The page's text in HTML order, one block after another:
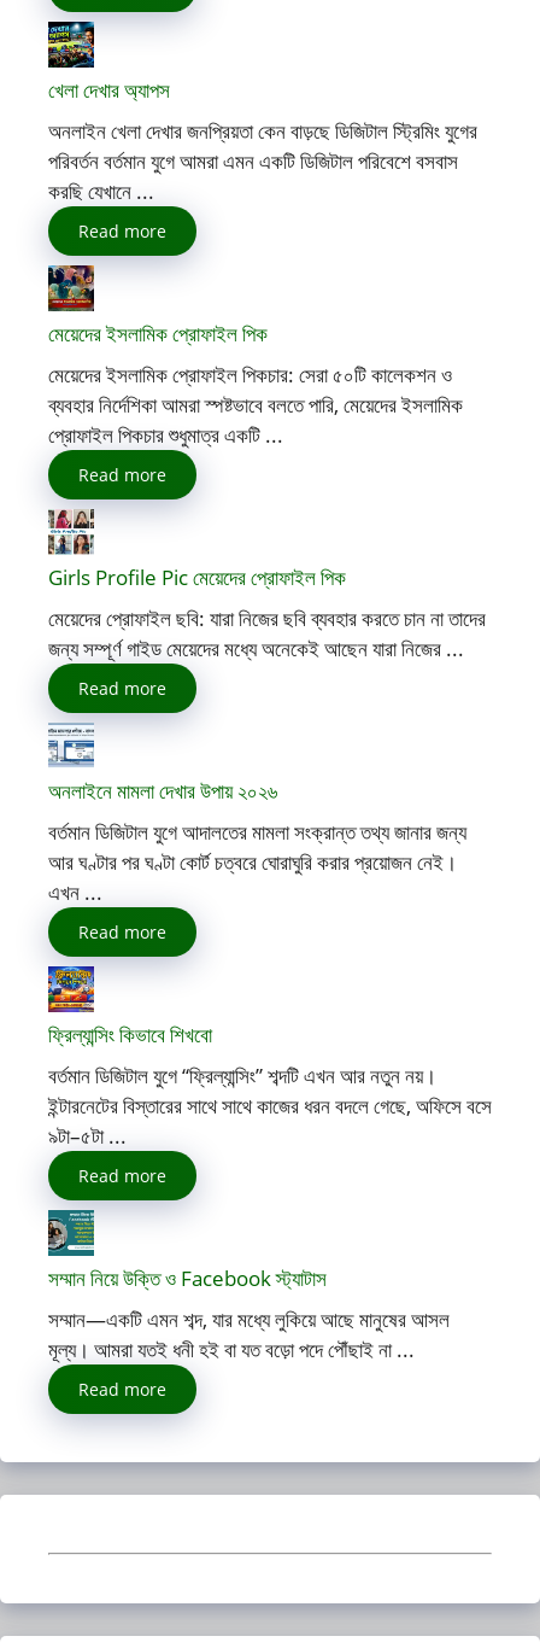
খেলা দেখার অ্যাপস
অনলাইন খেলা দেখার জনপ্রিয়তা কেন বাড়ছে ডিজিটাল স্ট্রিমিং যুগের
পরিবর্তন বর্তমান যুগে আমরা এমন একটি ডিজিটাল পরিবেশে বসবাস
করছি যেখানে ...
Read more
মেয়েদের ইসলামিক প্রোফাইল পিক
মেয়েদের ইসলামিক প্রোফাইল পিকচার: সেরা ৫০টি কালেকশন ও
ব্যবহার নির্দেশিকা আমরা স্পষ্টভাবে বলতে পারি, মেয়েদের ইসলামিক
প্রোফাইল পিকচার শুধুমাত্র একটি ...
Read more
Girls Profile Pic মেয়েদের প্রোফাইল পিক
মেয়েদের প্রোফাইল ছবি: যারা নিজের ছবি ব্যবহার করতে চান না তাদের
জন্য সম্পূর্ণ গাইড মেয়েদের মধ্যে অনেকেই আছেন যারা নিজের ...
Read more
অনলাইনে মামলা দেখার উপায় ২০২৬
বর্তমান ডিজিটাল যুগে আদালতের মামলা সংক্রান্ত তথ্য জানার জন্য
আর ঘণ্টার পর ঘণ্টা কোর্ট চত্বরে ঘোরাঘুরি করার প্রয়োজন নেই।
এখন ...
Read more
ফ্রিল্যান্সিং কিভাবে শিখবো
বর্তমান ডিজিটাল যুগে “ফ্রিল্যান্সিং” শব্দটি এখন আর নতুন নয়।
ইন্টারনেটের বিস্তারের সাথে সাথে কাজের ধরন বদলে গেছে, অফিসে বসে
৯টা–৫টা ...
Read more
সম্মান নিয়ে উক্তি ও Facebook স্ট্যাটাস
সম্মান—একটি এমন শব্দ, যার মধ্যে লুকিয়ে আছে মানুষের আসল
মূল্য। আমরা যতই ধনী হই বা যত বড়ো পদে পৌঁছাই না ...
Read more